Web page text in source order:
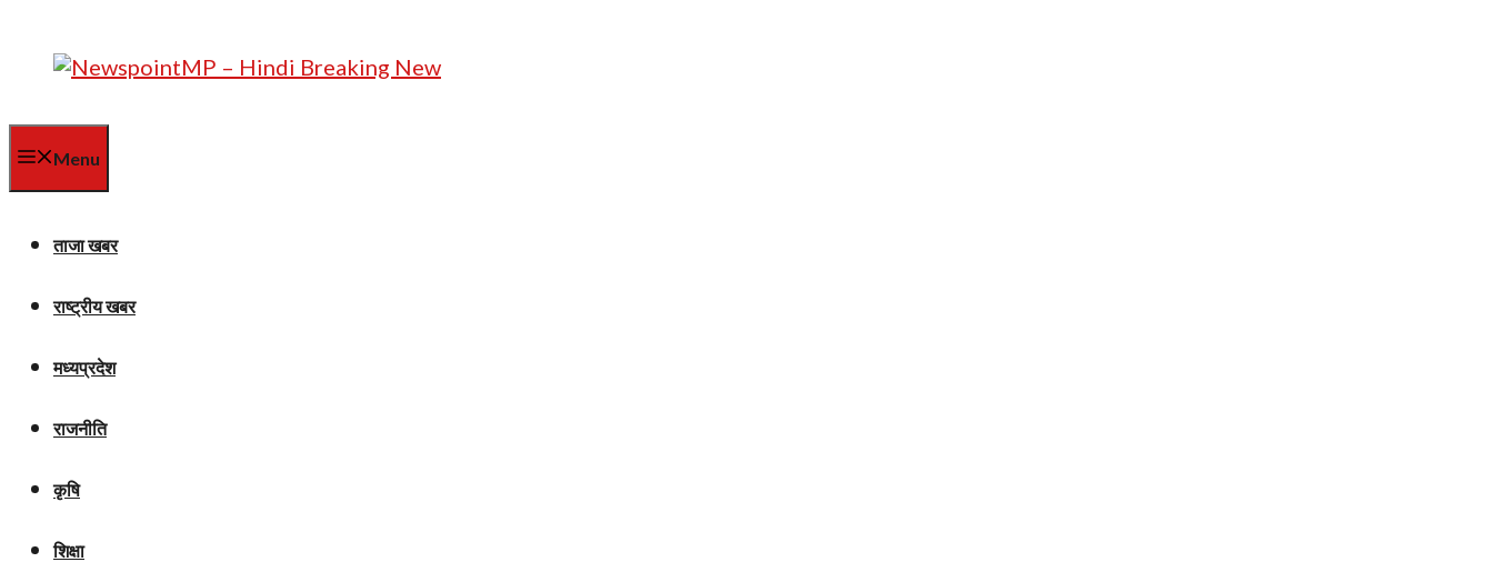
content
Menu
ताजा खबर
राष्ट्रीय खबर
मध्यप्रदेश
राजनीति
कृषि
शिक्षा